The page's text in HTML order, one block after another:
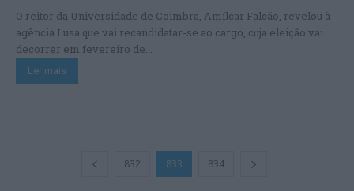
O reitor da Universidade de Coimbra, Amílcar Falcão, revelou à
agência Lusa que vai recandidatar-se ao cargo, cuja eleição vai
decorrer em fevereiro de...
Ler mais
832 833 834